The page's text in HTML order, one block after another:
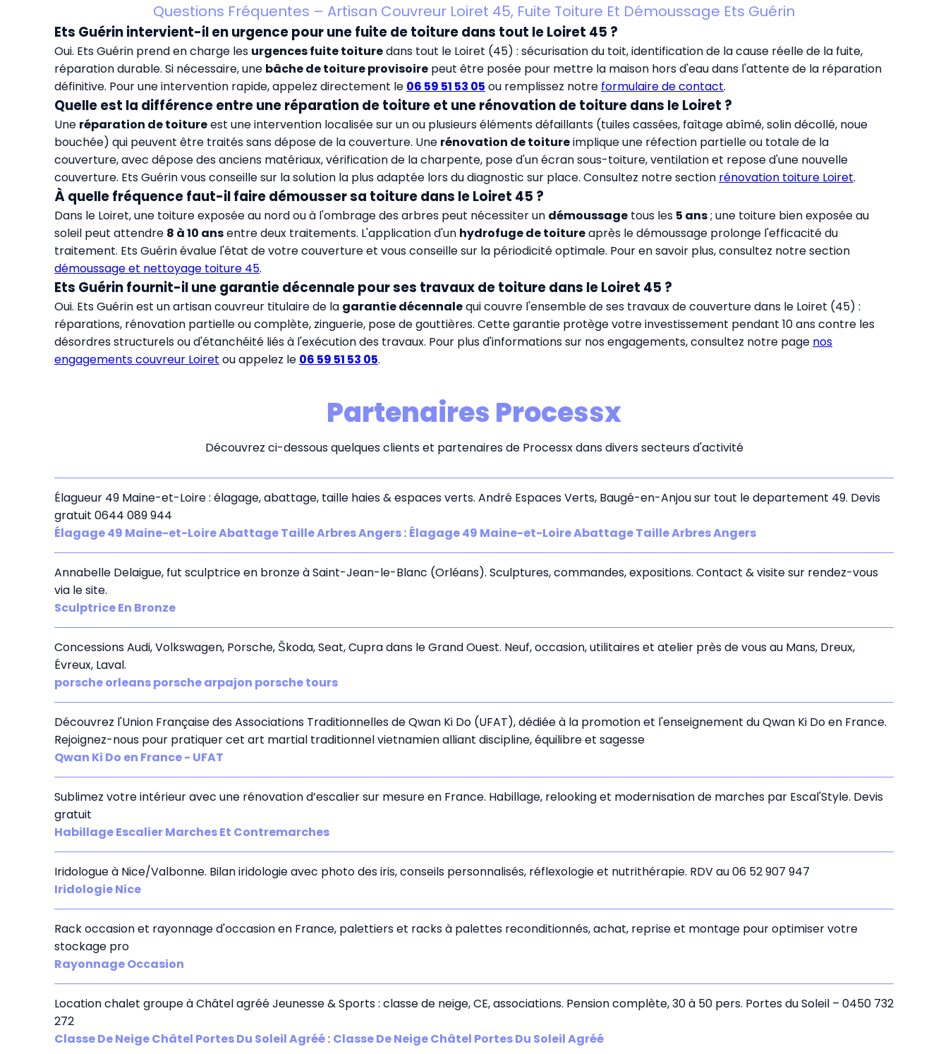
Questions Fréquentes – Artisan Couvreur Loiret 45, Fuite Toiture Et Démoussage Ets Guérin
Ets Guérin intervient-il en urgence pour une fuite de toiture dans tout le Loiret 45 ?
Oui. Ets Guérin prend en charge les urgences fuite toituredans tout le Loiret (45) : sécurisation du toit, identification de la cause réelle de la fuite,
réparation durable. Si nécessaire, une bâche de toiture provisoire peut être posée pour mettre la maison hors d'eau dans l'attente de la réparation
définitive. Pour une intervention rapide, appelez directement le 06 59 51 53 05 ou remplissez notre formulaire de contact.
Quelle est la différence entre une réparation de toiture et une rénovation de toiture dans le Loiret ?
Une réparation de toitureest une intervention localisée sur un ou plusieurs éléments défaillants (tuiles cassées, faîtage abîmé, solin décollé, noue
bouchée) qui peuvent être traités sans dépose de la couverture. Une rénovation de toitureimplique une réfection partielle ou totale de la
couverture, avec dépose des anciens matériaux, vérification de la charpente, pose d'un écran sous-toiture, ventilation et repose d'une nouvelle
couverture. Ets Guérin vous conseille sur la solution la plus adaptée lors du diagnostic sur place. Consultez notre section rénovation toiture Loiret.
À quelle fréquence faut-il faire démousser sa toiture dans le Loiret 45 ?
Dans le Loiret, une toiture exposée au nord ou à l'ombrage des arbres peut nécessiter un démoussage tous les 5 ans; une toiture bien exposée au
soleil peut attendre 8 à 10 ansentre deux traitements. L'application d'un hydrofuge de toitureaprès le démoussage prolonge l'efficacité du
traitement. Ets Guérin évalue l'état de votre couverture et vous conseille sur la périodicité optimale. Pour en savoir plus, consultez notre section
démoussage et nettoyage toiture 45.
Ets Guérin fournit-il une garantie décennale pour ses travaux de toiture dans le Loiret 45 ?
Oui. Ets Guérin est un artisan couvreur titulaire de la garantie décennalequi couvre l'ensemble de ses travaux de couverture dans le Loiret (45) :
réparations, rénovation partielle ou complète, zinguerie, pose de gouttières. Cette garantie protège votre investissement pendant 10 ans contre les
désordres structurels ou d'étanchéité liés à l'exécution des travaux. Pour plus d'informations sur nos engagements, consultez notre page nos
engagements couvreur Loiret ou appelez le 06 59 51 53 05.
Partenaires Processx
Découvrez ci-dessous quelques clients et partenaires de Processx dans divers secteurs d'activité
Élagueur 49 Maine-et-Loire : élagage, abattage, taille haies & espaces verts. André Espaces Verts, Baugé-en-Anjou sur tout le departement 49. Devis
gratuit 0644 089 944
Élagage 49 Maine-et-Loire Abattage Taille Arbres Angers: Élagage 49 Maine-et-Loire Abattage Taille Arbres Angers
Annabelle Delaigue, fut sculptrice en bronze à Saint-Jean-le-Blanc (Orléans). Sculptures, commandes, expositions. Contact & visite sur rendez-vous
via le site.
Sculptrice En Bronze
Concessions Audi, Volkswagen, Porsche, Škoda, Seat, Cupra dans le Grand Ouest. Neuf, occasion, utilitaires et atelier près de vous au Mans, Dreux,
Évreux, Laval.
porsche orleans porsche arpajon porsche tours
Découvrez l'Union Française des Associations Traditionnelles de Qwan Ki Do (UFAT), dédiée à la promotion et l'enseignement du Qwan Ki Do en France.
Rejoignez-nous pour pratiquer cet art martial traditionnel vietnamien alliant discipline, équilibre et sagesse
Qwan Ki Do en France - UFAT
Sublimez votre intérieur avec une rénovation d’escalier sur mesure en France. Habillage, relooking et modernisation de marches par Escal'Style. Devis
gratuit
Habillage Escalier Marches Et Contremarches
Iridologue à Nice/Valbonne. Bilan iridologie avec photo des iris, conseils personnalisés, réflexologie et nutrithérapie. RDV au 06 52 907 947
Iridologie Nice
Rack occasion et rayonnage d'occasion en France, palettiers et racks à palettes reconditionnés, achat, reprise et montage pour optimiser votre
stockage pro
Rayonnage Occasion
Location chalet groupe à Châtel agréé Jeunesse & Sports : classe de neige, CE, associations. Pension complète, 30 à 50 pers. Portes du Soleil – 0450 732
272
Classe De Neige Châtel Portes Du Soleil Agréé: Classe De Neige Châtel Portes Du Soleil Agréé